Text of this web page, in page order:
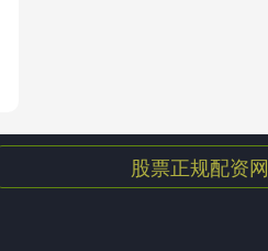
股票正规配资网